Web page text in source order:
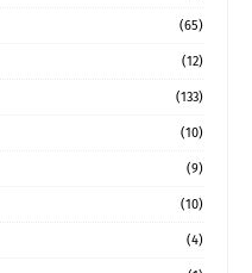
(65)
(12)
(133)
(10)
(9)
(10)
(4)